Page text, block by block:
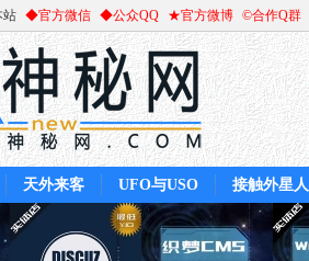
站 ◆官方微信 ◆公众QQ ★官方微博 ©合作Q群
天外来客 UFO与USO 接触外星人